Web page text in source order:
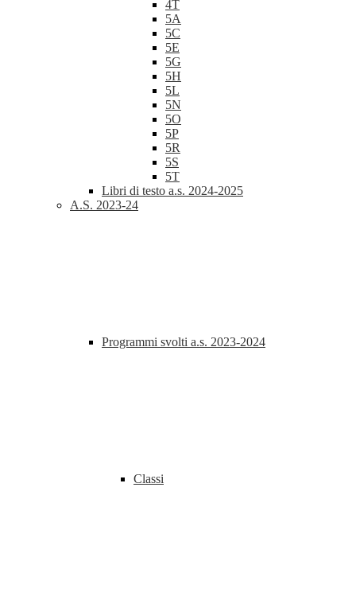
4T
5A
5C
5E
5G
5H
5L
5N
5O
5P
5R
5S
5T
Libri di testo a.s. 2024-2025
A.S. 2023-24
Programmi svolti a.s. 2023-2024
Classi